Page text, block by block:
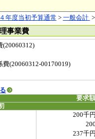
年度当初予算通常 > 一般会計
事業費
(20060312)
費(20060312-00170019)
要求
200千
237千